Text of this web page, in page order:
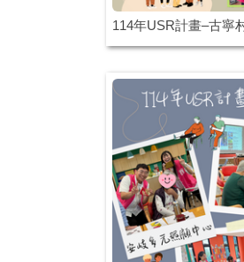
114年USR計畫–古寧